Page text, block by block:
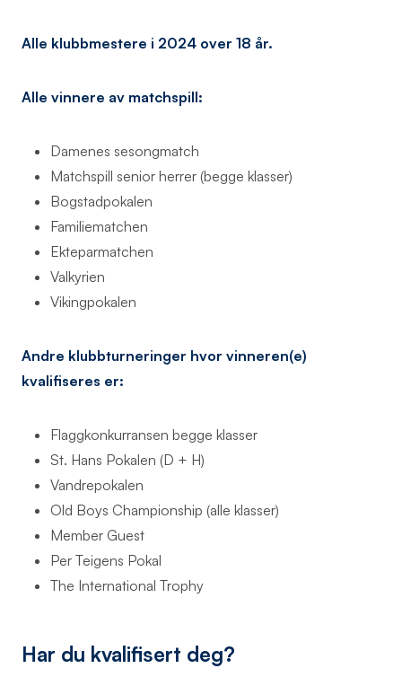
Alle klubbmestere i 2024 over 18 år.
Alle vinnere av matchspill:
Damenes sesongmatch
Matchspill senior herrer (begge klasser)
Bogstadpokalen
Familiematchen
Ekteparmatchen
Valkyrien
Vikingpokalen
Andre klubbturneringer hvor vinneren(e)
kvalifiseres er:
Flaggkonkurransen begge klasser
St. Hans Pokalen (D + H)
Vandrepokalen
Old Boys Championship (alle klasser)
Member Guest
Per Teigens Pokal
The International Trophy
Har du kvalifisert deg?